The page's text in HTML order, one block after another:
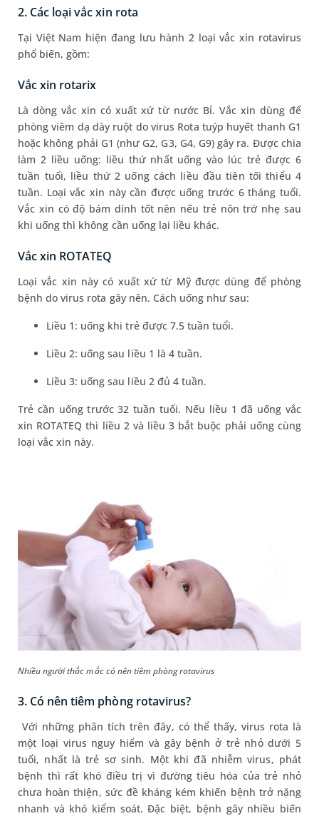
2. Các loại vắc xin rota
Tại Việt Nam hiện đang lưu hành 2 loại vắc xin rotavirus
phổ biến, gồm:
Vắc xin rotarix
Là dòng vắc xin có xuất xứ từ nước Bỉ. Vắc xin dùng để
phòng viêm dạ dày ruột do virus Rota tuýp huyết thanh G1
hoặc không phải G1 (như G2, G3, G4, G9) gây ra. Được chia
làm 2 liều uống: liều thứ nhất uống vào lúc trẻ được 6
tuần tuổi, liều thứ 2 uống cách liều đầu tiên tối thiểu 4
tuần. Loại vắc xin này cần được uống trước 6 tháng tuổi.
Vắc xin có độ bám dính tốt nên nếu trẻ nôn trớ nhẹ sau
khi uống thì không cần uống lại liều khác.
Vắc xin ROTATEQ
Loại vắc xin này có xuất xứ từ Mỹ được dùng để phòng
bệnh do virus rota gây nên. Cách uống như sau:
Liều 1: uống khi trẻ được 7.5 tuần tuổi.
Liều 2: uống sau liều 1 là 4 tuần.
Liều 3: uống sau liều 2 đủ 4 tuần.
Trẻ cần uống trước 32 tuần tuổi. Nếu liều 1 đã uống vắc
xin ROTATEQ thì liều 2 và liều 3 bắt buộc phải uống cùng
loại vắc xin này.
Nhiều người thắc mắc có nên tiêm phòng rotavirus
3. Có nên tiêm phòng rotavirus?
Với những phân tích trên đây, có thể thấy, virus rota là
một loại virus nguy hiểm và gây bệnh ở trẻ nhỏ dưới 5
tuổi, nhất là trẻ sơ sinh. Một khi đã nhiễm virus, phát
bệnh thì rất khó điều trị vì đường tiêu hóa của trẻ nhỏ
chưa hoàn thiện, sức đề kháng kém khiến bệnh trở nặng
nhanh và khó kiểm soát. Đặc biệt, bệnh gây nhiều biến